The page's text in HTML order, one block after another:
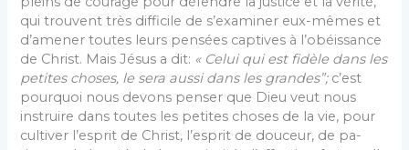
qui trouvent très difficile de s’examiner eux-mêmes et
d’amener toutes leurs pensées captives à l’obéissance
de Christ. Mais Jésus a dit: « Celui qui est fidèle dans les
petites choses, le sera aussi dans les grandes”;c’est
pourquoi nous devons penser que Dieu veut nous
instruire dans toutes les petites choses de la vie, pour
cultiver l’esprit de Christ, l’esprit de douceur, de pa­